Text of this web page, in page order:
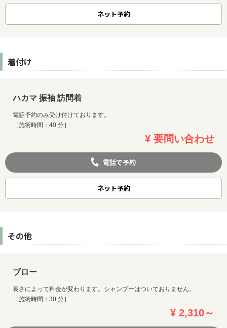
ネット予約
着付け
ハカマ 振袖 訪問着
電話予約のみ受け付けております。
［施術時間：40 分］
¥ 要問い合わせ
電話で予約
ネット予約
その他
ブロー
長さによって料金が変わります。シャンプーはついておりません。
［施術時間：30 分］
¥ 2,310～